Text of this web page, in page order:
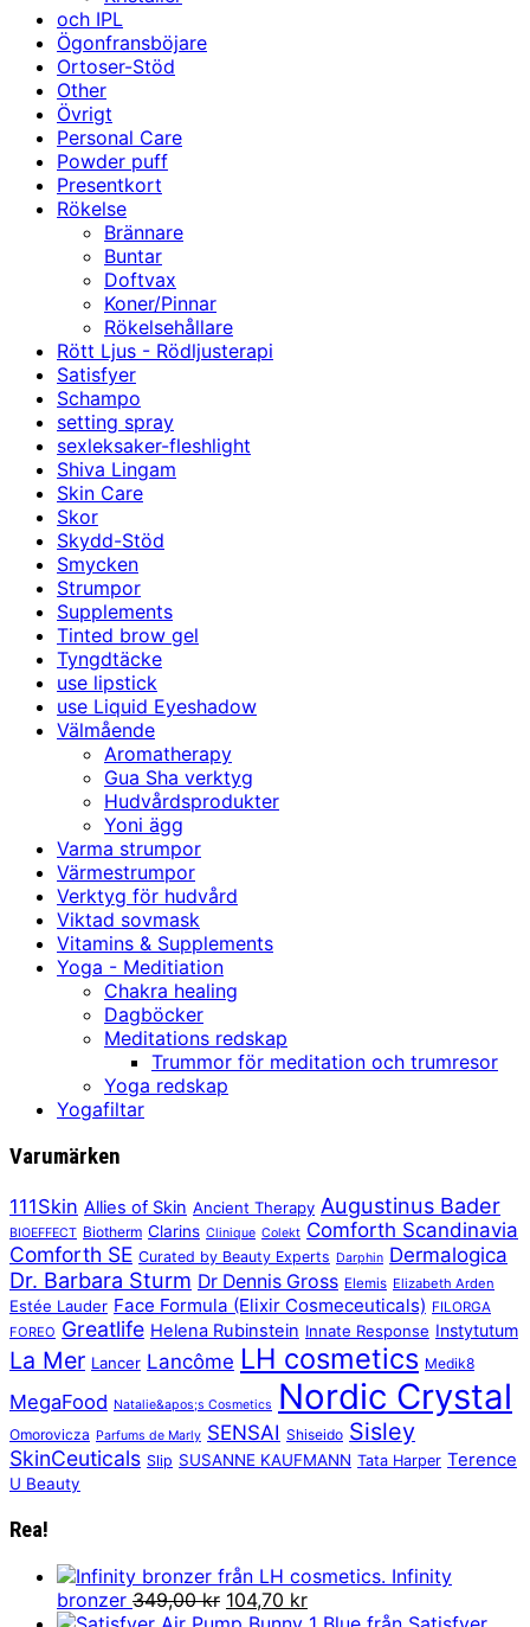
och IPL
Ögonfransböjare
Ortoser-Stöd
Other
Övrigt
Personal Care
Powder puff
Presentkort
Rökelse
Brännare
Buntar
Doftvax
Koner/Pinnar
Rökelsehållare
Rött Ljus - Rödljusterapi
Satisfyer
Schampo
setting spray
sexleksaker-fleshlight
Shiva Lingam
Skin Care
Skor
Skydd-Stöd
Smycken
Strumpor
Supplements
Tinted brow gel
Tyngdtäcke
use lipstick
use Liquid Eyeshadow
Välmående
Aromatherapy
Gua Sha verktyg
Hudvårdsprodukter
Yoni ägg
Varma strumpor
Värmestrumpor
Verktyg för hudvård
Viktad sovmask
Vitamins & Supplements
Yoga - Meditiation
Chakra healing
Dagböcker
Meditations redskap
Trummor för meditation och trumresor
Yoga redskap
Yogafiltar
Varumärken
111Skin Allies of Skin Ancient Therapy Augustinus Bader
BIOEFFECT Biotherm Clarins Clinique Colekt Comforth Scandinavia
Comforth SE Curated by Beauty Experts Darphin Dermalogica
Dr. Barbara Sturm Dr Dennis Gross Elemis Elizabeth Arden
Estée Lauder Face Formula (Elixir Cosmeceuticals) FILORGA
FOREO Greatlife Helena Rubinstein Innate Response Instytutum
La Mer Lancer Lancôme LH cosmetics Medik8
MegaFood Natalie&apos;s Cosmetics Nordic Crystal
Omorovicza Parfums de Marly SENSAI Shiseido Sisley
SkinCeuticals Slip SUSANNE KAUFMANN Tata Harper Terence
U Beauty
Rea!
Infinity
bronzer 349,00kr Det
104,70 krDet